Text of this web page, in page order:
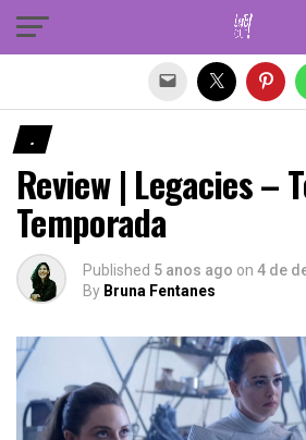
.
Review | Legacies –
Temporada
Published 5 anos ago on 4 de
By Bruna Fentanes
Sair da versão